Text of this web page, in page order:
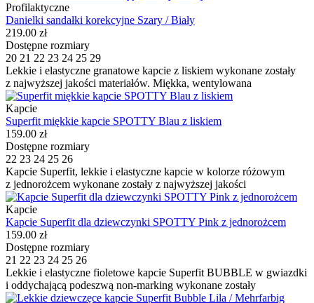
Profilaktyczne
Danielki sandałki korekcyjne Szary / Biały
219.00 zł
Dostępne rozmiary
20 21 22 23 24 25 29
Lekkie i elastyczne granatowe kapcie z liskiem wykonane zostały
z najwyższej jakości materiałów. Miękka, wentylowana
Kapcie
Superfit miękkie kapcie SPOTTY Blau z liskiem
159.00 zł
Dostępne rozmiary
22 23 24 25 26
Kapcie Superfit, lekkie i elastyczne kapcie w kolorze różowym
z jednorożcem wykonane zostały z najwyższej jakości
Kapcie
Kapcie Superfit dla dziewczynki SPOTTY Pink z jednorożcem
159.00 zł
Dostępne rozmiary
21 22 23 24 25 26
Lekkie i elastyczne fioletowe kapcie Superfit BUBBLE w gwiazdki
i oddychającą podeszwą non-marking wykonane zostały